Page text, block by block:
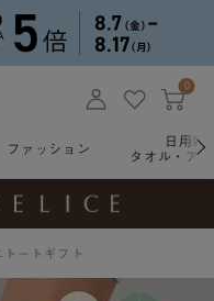
0
ファッション
日用雑
タオル・ア
トートギフト